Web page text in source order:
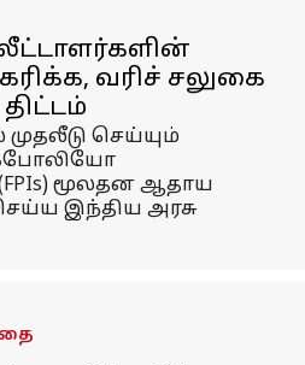
வரிச் சலுகை
செய்யும்
மூலதன ஆதாய
இந்திய அரசு